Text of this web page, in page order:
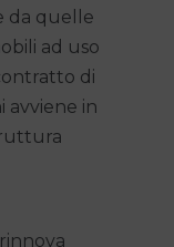
da quelle
ad uso
di
avviene in